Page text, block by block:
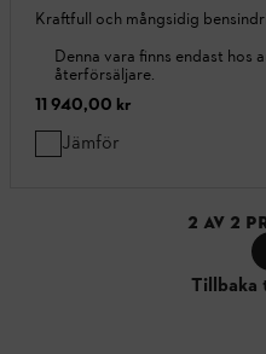
Kraftfull och mångsidig
Denna vara finns endast hos
återförsäljare.
11 940,00 kr
Jämför
2 AV 2
Tillbaka